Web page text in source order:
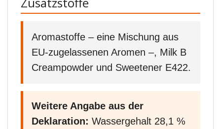
Aromastoffe – eine Mischung aus
EU-zugelassenen Aromen –, Milk B
Creampowder und Sweetener E422.
Weitere Angabe aus der
Deklaration: Wassergehalt 28,1 %